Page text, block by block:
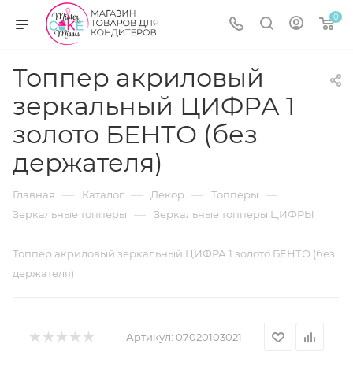
0
Топпер акриловый
зеркальный ЦИФРА 1
золото БЕНТО (без
держателя)
Главная — Каталог — Декор — Топперы —
Зеркальные топперы — Зеркальные топперы ЦИФРЫ
—
Топпер акриловый зеркальный ЦИФРА 1 золото БЕНТО (без
держателя)
Артикул: 07020103021